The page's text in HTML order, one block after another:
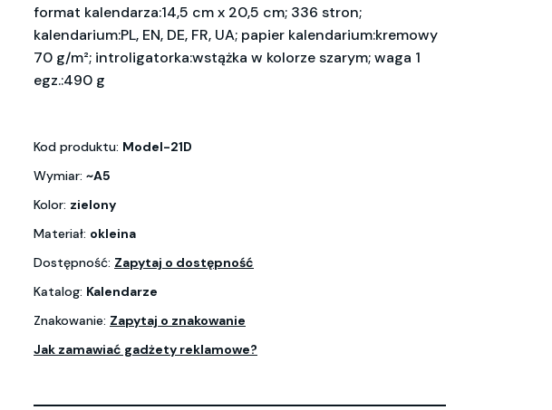
format kalendarza:14,5 cm x 20,5 cm; 336 stron;
kalendarium:PL, EN, DE, FR, UA; papier kalendarium:kremowy
70 g/m²; introligatorka:wstążka w kolorze szarym; waga 1
egz.:490 g
Kod produktu: Model-21D
Wymiar: ~A5
Kolor: zielony
Materiał: okleina
Dostępność: Zapytaj o dostępność
Katalog: Kalendarze
Znakowanie: Zapytaj o znakowanie
Jak zamawiać gadżety reklamowe?